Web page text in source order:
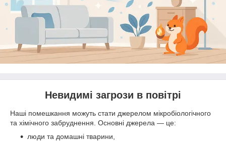
Невидимі загрози в повітрі
Наші помешкання можуть стати джерелом мікробіологічного
та хімічного забруднення. Основні джерела — це:
люди та домашні тварини,